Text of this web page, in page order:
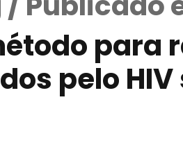
para
pelo